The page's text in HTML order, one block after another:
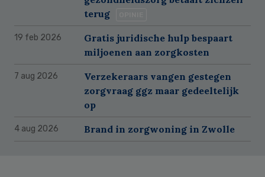
terug
19 feb 2026
Gratis juridische hulp bespaart
miljoenen aan zorgkosten
7 aug 2026
Verzekeraars vangen gestegen
zorgvraag ggz maar gedeeltelijk
op
4 aug 2026 Brand in zorgwoning in Zwolle